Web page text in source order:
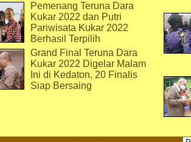
Pemenang Teruna Dara
Kukar 2022 dan Putri
Pariwisata Kukar 2022
Berhasil Terpilih
Grand Final Teruna Dara
Kukar 2022 Digelar Malam
Ini di Kedaton, 20 Finalis
Siap Bersaing